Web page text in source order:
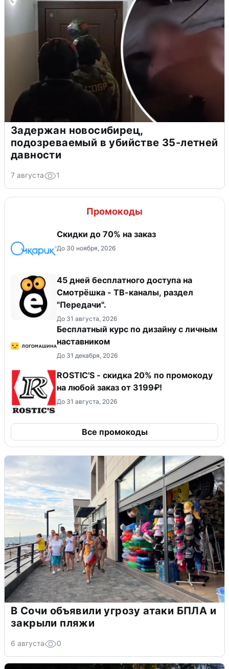
Задержан новосибирец,
подозреваемый в убийстве 35-летней
давности
7 августа 1
Промокоды
Скидки до 70% на заказ
До 30 ноября, 2026
45 дней бесплатного доступа на
Смотрёшка - ТВ-каналы, раздел
"Передачи".
До 31 августа, 2026
Бесплатный курс по дизайну с личным
наставником
До 31 декабря, 2026
ROSTIC'S - скидка 20% по промокоду
на любой заказ от 3199₽!
До 31 августа, 2026
Все промокоды
В Сочи объявили угрозу атаки БПЛА и
закрыли пляжи
6 августа 0